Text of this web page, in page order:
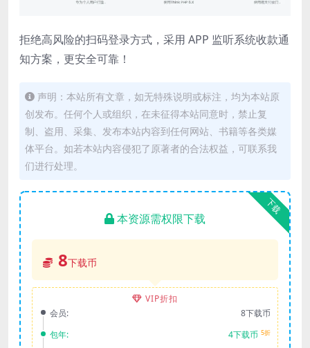
拒绝高风险的扫码登录方式，采用 APP 监听系统收款通
知方案，更安全可靠！
声明：本站所有文章，如无特殊说明或标注，均为本站原
创发布。任何个人或组织，在未征得本站同意时，禁止复
制、盗用、采集、发布本站内容到任何网站、书籍等各类媒
体平台。如若本站内容侵犯了原著者的合法权益，可联系我
们进行处理。
下载
本资源需权限下载
8下载币
VIP折扣
会员:
8下载币
包年:
4下载币 5折